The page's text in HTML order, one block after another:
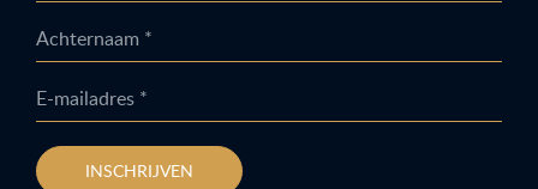
Achternaam *
E-mailadres *
INSCHRIJVEN